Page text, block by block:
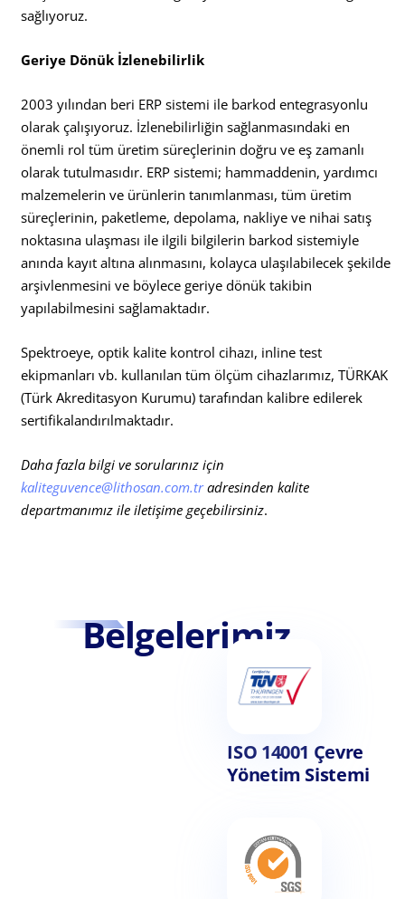
sağlıyoruz.
Geriye Dönük İzlenebilirlik
2003 yılından beri ERP sistemi ile barkod entegrasyonlu
olarak çalışıyoruz. İzlenebilirliğin sağlanmasındaki en
önemli rol tüm üretim süreçlerinin doğru ve eş zamanlı
olarak tutulmasıdır. ERP sistemi; hammaddenin, yardımcı
malzemelerin ve ürünlerin tanımlanması, tüm üretim
süreçlerinin, paketleme, depolama, nakliye ve nihai satış
noktasına ulaşması ile ilgili bilgilerin barkod sistemiyle
anında kayıt altına alınmasını, kolayca ulaşılabilecek şekilde
arşivlenmesini ve böylece geriye dönük takibin
yapılabilmesini sağlamaktadır.
Spektroeye, optik kalite kontrol cihazı, inline test
ekipmanları vb. kullanılan tüm ölçüm cihazlarımız, TÜRKAK
(Türk Akreditasyon Kurumu) tarafından kalibre edilerek
sertifikalandırılmaktadır.
Daha fazla bilgi ve sorularınız için
kaliteguvence@lithosan.com.tradresinden kalite
departmanımız ile iletişime geçebilirsiniz.
Belgelerimiz
ISO 14001 Çevre
Yönetim Sistemi